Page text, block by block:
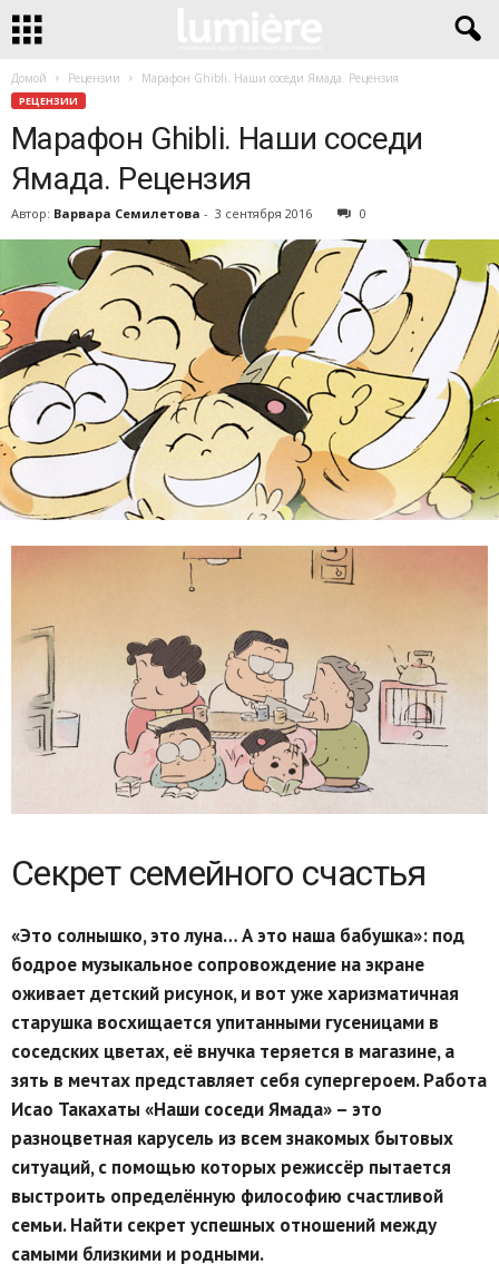
Домой Рецензии Марафон Ghibli. Наши соседи Ямада. Рецензия
РЕЦЕНЗИИ
Марафон Ghibli. Наши соседи
Ямада. Рецензия
Автор: Варвара Семилетова - 3 сентября 2016 0
Секрет семейного счастья
«Это солнышко, это луна… А это наша бабушка»: под
бодрое музыкальное сопровождение на экране
оживает детский рисунок, и вот уже харизматичная
старушка восхищается упитанными гусеницами в
соседских цветах, её внучка теряется в магазине, а
зять в мечтах представляет себя супергероем. Работа
Исао Такахаты «Наши соседи Ямада» – это
разноцветная карусель из всем знакомых бытовых
ситуаций, с помощью которых режиссёр пытается
выстроить определённую философию счастливой
семьи. Найти секрет успешных отношений между
самыми близкими и родными.